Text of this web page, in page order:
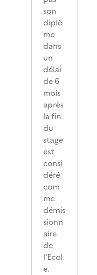
son
diplô
me
dans
un
délai
de 6
mois
après
la fin
du
stage
est
consi
déré
com
me
démis
sionn
aire
de
l'Ecol
e.